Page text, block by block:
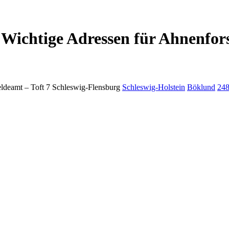
Adressen für
– Toft 7 Schleswig-Flensburg Schleswig-Holstein Böklund